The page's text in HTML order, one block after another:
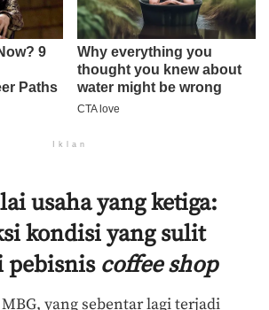
Iklan
usaha yang ketiga:
kondisi yang sulit
pebisnis coffee shop
yang sebentar lagi terjadi